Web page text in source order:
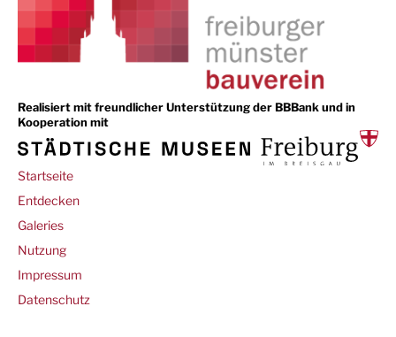
Realisiert mit freundlicher Unterstützung der BBBank und in
Kooperation mit
Main
navigation
Startseite
Entdecken
Galeries
Footer
Nutzung
Impressum
Datenschutz